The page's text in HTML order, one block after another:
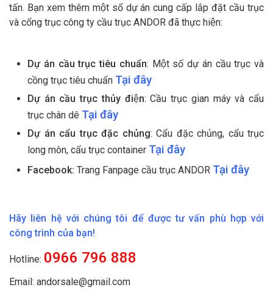
tấn. Bạn xem thêm một số dự án cung cấp lắp đặt cầu trục
và cổng trục công ty cầu trục ANDOR đã thực hiện:
Dự án cầu trục tiêu chuẩn: Một số dự án cầu trục và
cồng trục tiêu chuẩn Tại đây
Dự án cầu trục thủy điện: Cầu trục gian máy và cẩu
trục chân dê Tại đây
Dự án cẩu trục đặc chủng: Cẩu đặc chủng, cẩu trục
long môn, cẩu trục container Tại đây
Facebook: Trang Fanpage cầu trục ANDOR Tại đây
Hãy liên hệ với chúng tôi để được tư vấn phù hợp với
công trình của bạn!
Hotline: 0966 796 888
Email: andorsale@gmail.com